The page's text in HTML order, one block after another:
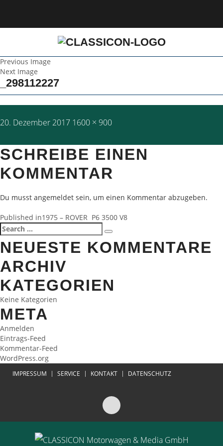
Previous Image
Next Image
_298112227
Posted
20. Dezember 2017 Full
1600 × 900
SCHREIBE EINEN
KOMMENTAR
Du musst angemeldet sein, um einen Kommentar abzugeben.
BEITRAGSNAVIGATION
Published in1975 – ROVER P6 3500 V8
Search
for:
Search
NEUESTE KOMMENTARE
ARCHIV
KATEGORIEN
Keine Kategorien
META
Anmelden
Eintrags-Feed
Kommentar-Feed
WordPress.org
IMPRESSUM SERVICE KONTAKT DATENSCHUTZ